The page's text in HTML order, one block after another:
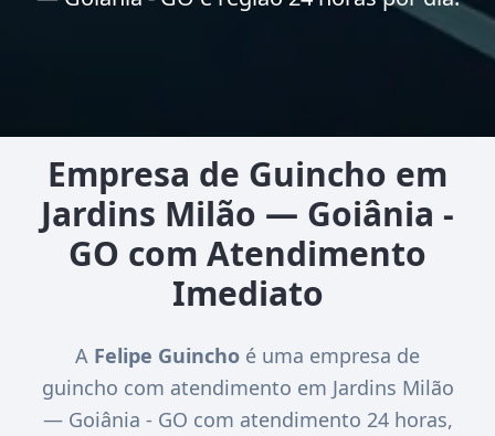
Empresa de Guincho em
Jardins Milão — Goiânia -
GO com Atendimento
Imediato
A Felipe Guincho é uma empresa de
guincho com atendimento em Jardins Milão
— Goiânia - GO com atendimento 24 horas,